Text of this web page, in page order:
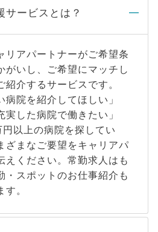
サービスとは？
リアパートナーがご希望条
がいし、ご希望にマッチし
紹介するサービスです。
病院を紹介してほしい」
実した病院で働きたい」
円以上の病院を探してい
ざまなご要望をキャリアパ
えください。常勤求人はも
・スポットのお仕事紹介も
。